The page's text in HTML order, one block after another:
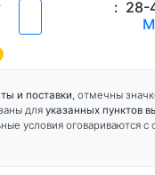
: 28-
и поставки, отмечны
для указанных пунктов
условия оговариваются с